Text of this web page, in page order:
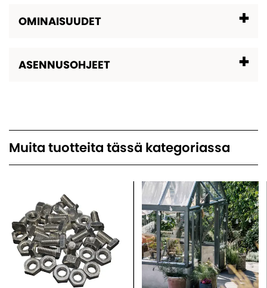
OMINAISUUDET
ASENNUSOHJEET
Muita tuotteita tässä kategoriassa